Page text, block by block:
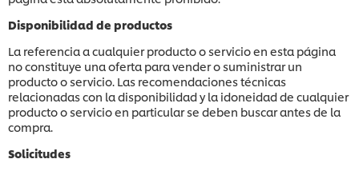
Disponibilidad de productos
La referencia a cualquier producto o servicio en esta página
no constituye una oferta para vender o suministrar un
producto o servicio. Las recomendaciones técnicas
relacionadas con la disponibilidad y la idoneidad de cualquier
producto o servicio en particular se deben buscar antes de la
compra.
Solicitudes